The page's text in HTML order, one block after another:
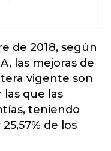
de 2018, según
las mejoras de
vigente son
las que las
teniendo
de los